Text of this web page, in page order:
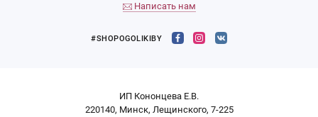
Написать нам
#SHOPOGOLIKIBY
ИП Кононцева Е.В.
220140, Минск, Лещинского, 7-225